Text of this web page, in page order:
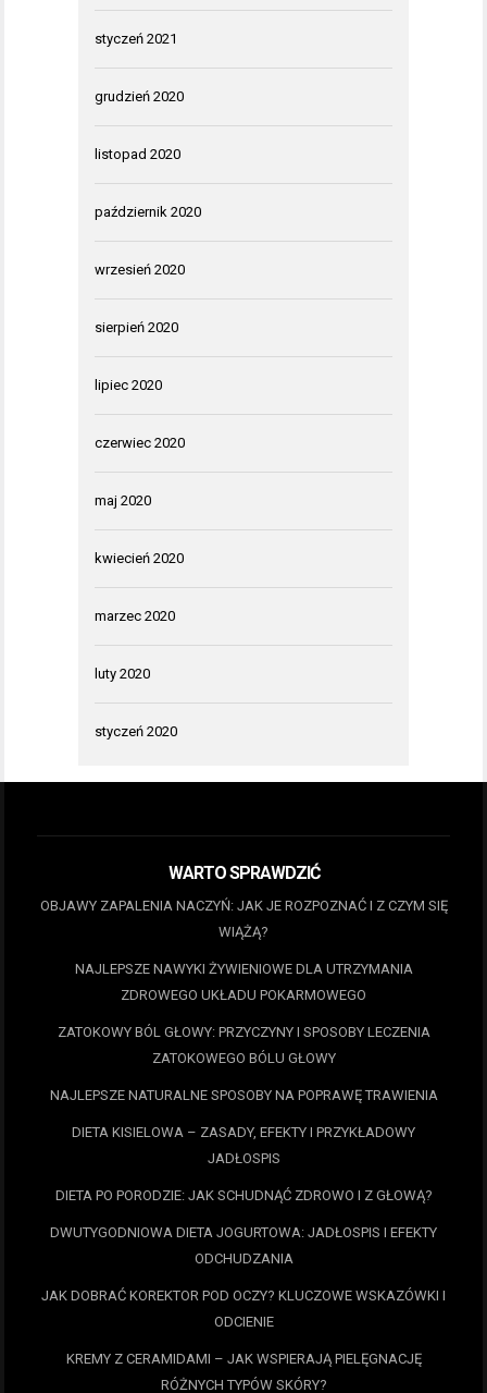
styczeń 2021
grudzień 2020
listopad 2020
październik 2020
wrzesień 2020
sierpień 2020
lipiec 2020
czerwiec 2020
maj 2020
kwiecień 2020
marzec 2020
luty 2020
styczeń 2020
WARTO SPRAWDZIĆ
OBJAWY ZAPALENIA NACZYŃ: JAK JE ROZPOZNAĆ I Z CZYM SIĘ
WIĄŻĄ?
NAJLEPSZE NAWYKI ŻYWIENIOWE DLA UTRZYMANIA
ZDROWEGO UKŁADU POKARMOWEGO
ZATOKOWY BÓL GŁOWY: PRZYCZYNY I SPOSOBY LECZENIA
ZATOKOWEGO BÓLU GŁOWY
NAJLEPSZE NATURALNE SPOSOBY NA POPRAWĘ TRAWIENIA
DIETA KISIELOWA – ZASADY, EFEKTY I PRZYKŁADOWY
JADŁOSPIS
DIETA PO PORODZIE: JAK SCHUDNĄĆ ZDROWO I Z GŁOWĄ?
DWUTYGODNIOWA DIETA JOGURTOWA: JADŁOSPIS I EFEKTY
ODCHUDZANIA
JAK DOBRAĆ KOREKTOR POD OCZY? KLUCZOWE WSKAZÓWKI I
ODCIENIE
KREMY Z CERAMIDAMI – JAK WSPIERAJĄ PIELĘGNACJĘ
RÓŻNYCH TYPÓW SKÓRY?